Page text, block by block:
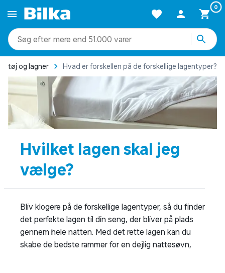
0
mere end 51.000 varer
og lagner Hvad er forskellen på de forskellige lagentyper?
Hvilket lagen skal jeg
vælge?
Bliv klogere på de forskellige lagentyper, så du finder
det perfekte lagen til din seng, der bliver på plads
gennem hele natten. Med det rette lagen kan du
skabe de bedste rammer for en dejlig nattesøvn,